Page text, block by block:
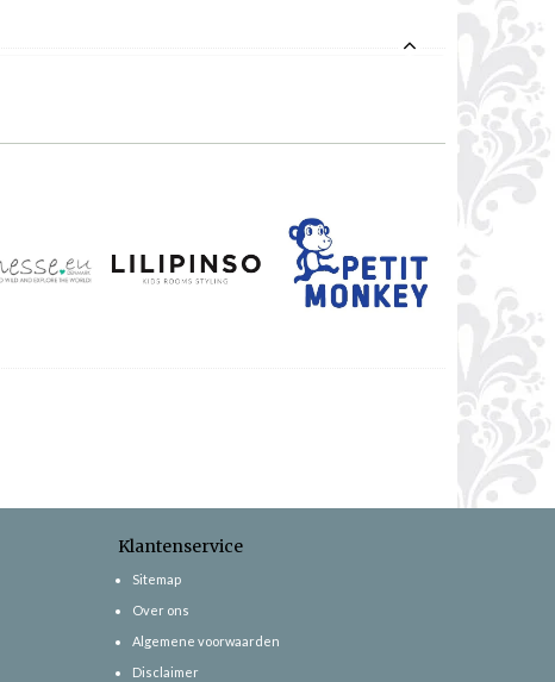
Klantenservice
Sitemap
Over ons
Algemene voorwaarden
Disclaimer